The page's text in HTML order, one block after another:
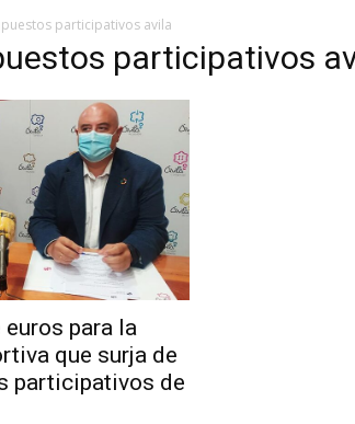
participativos avila
participativos
para la
que surja de
participativos de